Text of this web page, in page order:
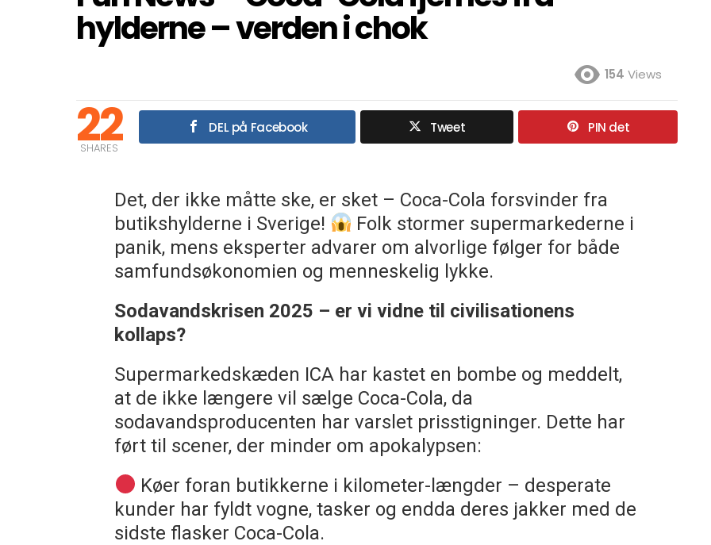
hylderne – verden i chok
154 Views
22
SHARES
DEL på Facebook Tweet PIN det
Det, der ikke måtte ske, er sket – Coca-Cola forsvinder fra
butikshylderne i Sverige!
Folk stormer supermarkederne i
panik, mens eksperter advarer om alvorlige følger for både
samfundsøkonomien og menneskelig lykke.
Sodavandskrisen 2025 – er vi vidne til civilisationens
kollaps?
Supermarkedskæden ICA har kastet en bombe og meddelt,
at de ikke længere vil sælge Coca-Cola, da
sodavandsproducenten har varslet prisstigninger. Dette har
ført til scener, der minder om apokalypsen:
Køer foran butikkerne i kilometer-længder – desperate
kunder har fyldt vogne, tasker og endda deres jakker med de
sidste flasker Coca-Cola.